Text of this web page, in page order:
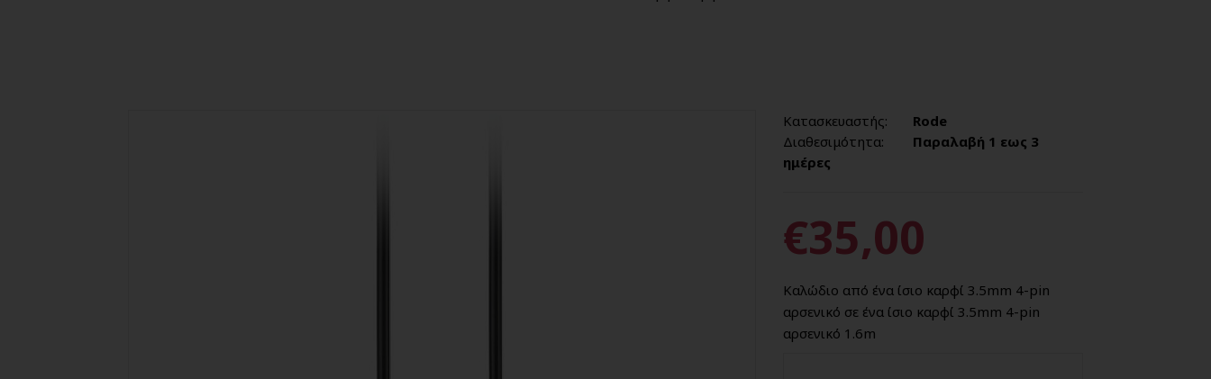
Κατασκευαστής:
Rode
Διαθεσιμότητα:
Παραλαβή 1 εως 3
ημέρες
€35,00
Καλώδιο από ένα ίσιο καρφί 3.5mm 4-pin
αρσενικό σε ένα ίσιο καρφί 3.5mm 4-pin
αρσενικό 1.6m